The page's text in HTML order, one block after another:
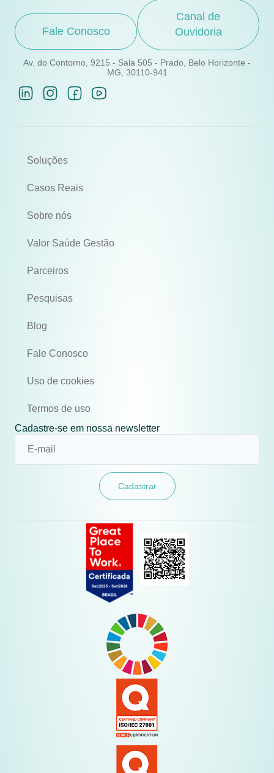
Fale Conosco
Canal de
Ouvidoria
Av. do Contorno, 9215 - Sala 505 - Prado, Belo Horizonte -
MG, 30110-941
Soluções
Casos Reais
Sobre nós
Valor Saúde Gestão
Parceiros
Pesquisas
Blog
Fale Conosco
Uso de cookies
Termos de uso
Cadastre-se em nossa newsletter
Cadastrar